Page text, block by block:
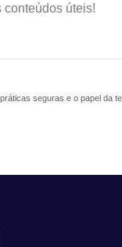
úteis!
seguras e o papel da